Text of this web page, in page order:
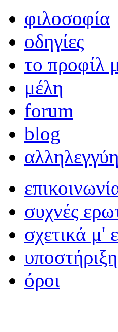
φιλοσοφία
οδηγίες
το προφίλ
μέλη
forum
blog
αλληλεγγύη
συχνές
σχετικά μ'
υποστήριξη
όροι